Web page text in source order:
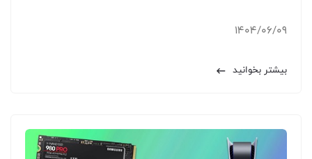
1404/06/09
بیشتر بخوانید